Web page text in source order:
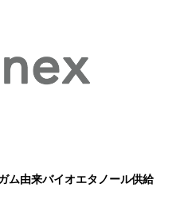
ム由来バイオエタノール供給